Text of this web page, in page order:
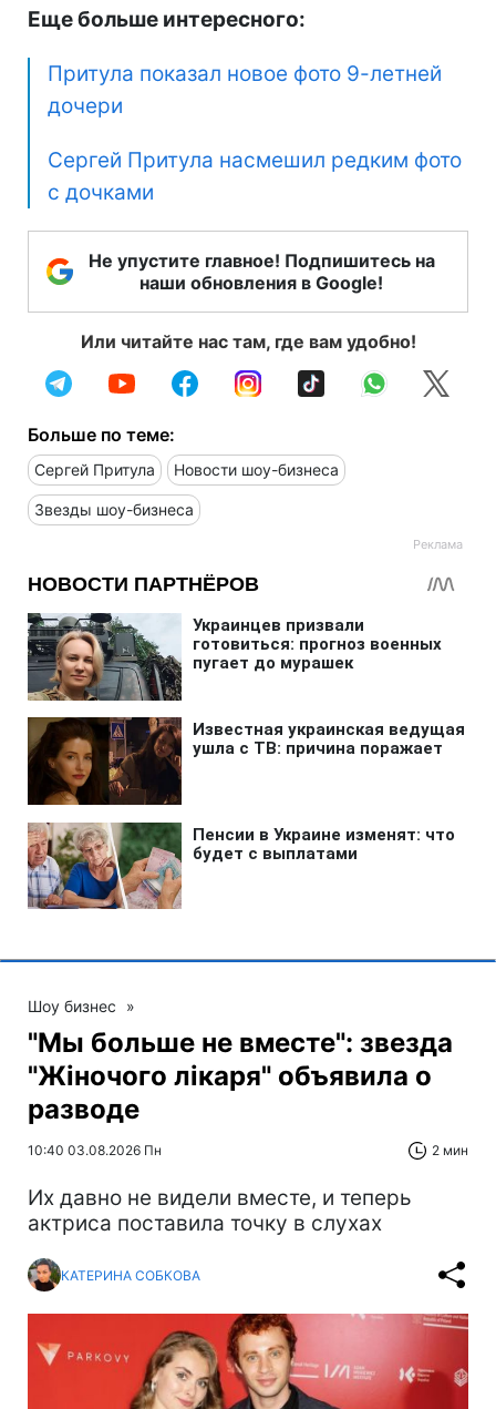
Еще больше интересного:
Притула показал новое фото 9-летней
дочери
Сергей Притула насмешил редким фото
с дочками
Не упустите главное! Подпишитесь на
наши обновления в Google!
Или читайте нас там, где вам удобно!
Больше по теме:
Сергей Притула Новости шоу-бизнеса
Звезды шоу-бизнеса
Шоу бизнес »
"Мы больше не вместе": звезда
"Жіночого лікаря" объявила о
разводе
10:40 03.08.2026 Пн 2 мин
Их давно не видели вместе, и теперь
актриса поставила точку в слухах
КАТЕРИНА СОБКОВА